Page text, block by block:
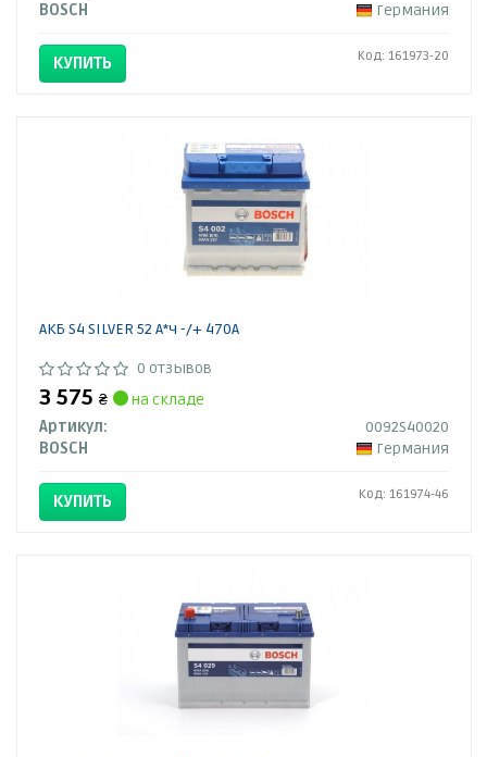
BOSCH
Германия
КУПИТЬ Код: 161973-20
АКБ S4 SILVER 52 А*ч -/+ 470A
0 отзывов
3 575 ₴
на складе
Артикул:
0092S40020
BOSCH
Германия
КУПИТЬ Код: 161974-46